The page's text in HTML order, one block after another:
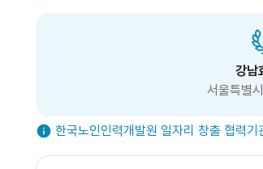
강남
서울특별
한국노인인력개발원 일자리 창출 협력기